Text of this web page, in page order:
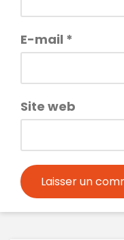
E-mail *
Site web